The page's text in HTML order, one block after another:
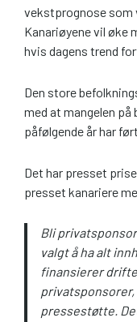
vekstprognose som
Kanariøyene vil øke
hvis dagens trend
Den store
med at mangelen på
påfølgende år har
Det har presset
presset kanariere
Bli
valgt å ha alt
finansierer
pressestøtte.